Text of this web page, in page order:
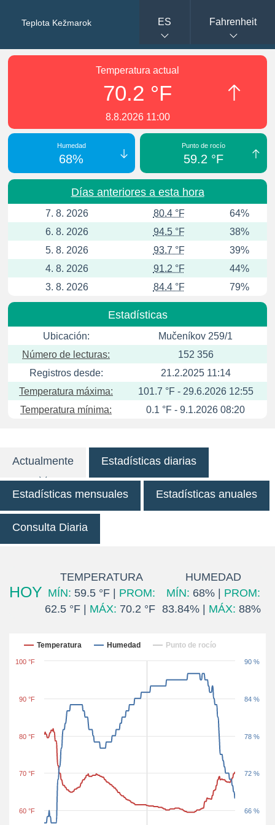
Teplota Kežmarok ES Fahrenheit
Temperatura actual
70.2 °F
8.8.2026 11:00
Humedad
68%
Punto de rocío
59.2 °F
Días anteriores a esta hora
7. 8. 2026 80.4 °F
64%
6. 8. 2026
94.5 °F
38%
5. 8. 2026
93.7 °F
39%
4. 8. 2026
91.2 °F
44%
3. 8. 2026
84.4 °F 79%
Estadísticas
Ubicación:
Mučeníkov 259/1
Número de lecturas:
152 356
Registros desde:
21.2.2025 11:14
Temperatura máxima:
101.7 °F - 29.6.2026 12:55
Temperatura mínima:
0.1 °F - 9.1.2026 08:20
Actualmente Estadísticas diarias
Estadísticas mensuales Estadísticas anuales
Consulta Diaria
HOY
TEMPERATURA
MÍN: 59.5 °F | PROM:
62.5 °F | MÁX: 70.2 °F
HUMEDAD
MÍN: 68% | PROM:
83.84% | MÁX: 88%
Últimas 24 horas
Temperatura Humedad Punto de rocío
60 °F
70 °F
80 °F
90 °F
100 °F
66 %
72 %
78 %
84 %
90 %